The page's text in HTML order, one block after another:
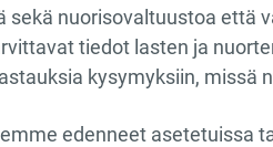
nuorisovaltuustoa että
tiedot lasten ja
kysymyksiin, missä
edenneet asetetuissa